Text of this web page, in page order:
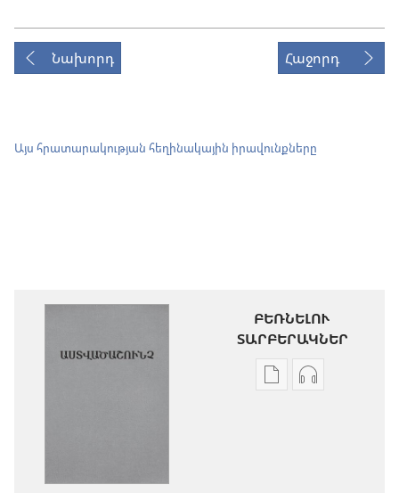
Նախորդ Հաջորդ
Այս հրատարակության հեղինակային իրավունքները
ԲԵՌՆԵԼՈՒ
ՏԱՐԲԵՐԱԿՆԵՐ
Թվային